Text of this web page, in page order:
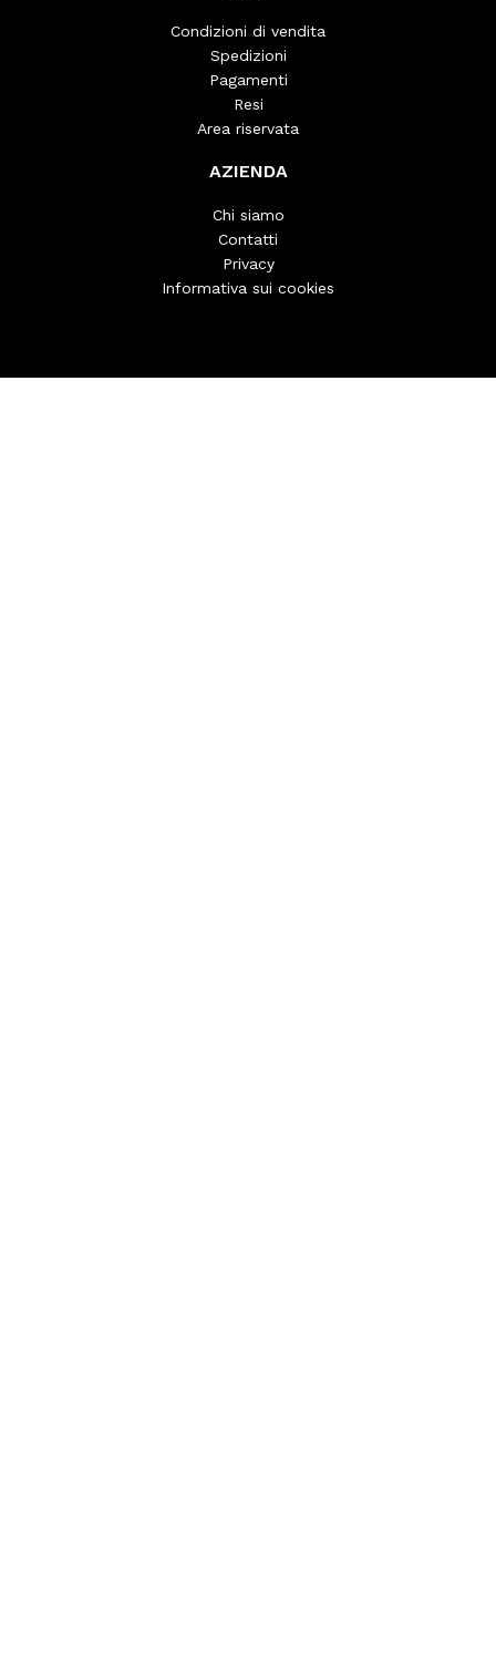
Condizioni di vendita
Spedizioni
Pagamenti
Resi
Area riservata
AZIENDA
Chi siamo
Contatti
Privacy
Informativa sui cookies